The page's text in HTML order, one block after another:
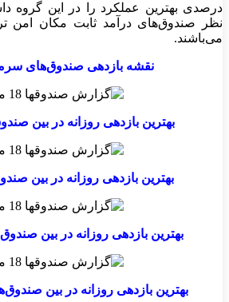
درصدی بهترین عملکرد را در این گروه
نظر صندوق‌های درآمد ثابت مکان امن
می‌باشند.
نقشه بازدهی صندوق‌های
بهترین بازدهی روزانه در بین
بهترین بازدهی روزانه در بین
بهترین بازدهی روزانه در بین
بهترین بازدهی روزانه در بین